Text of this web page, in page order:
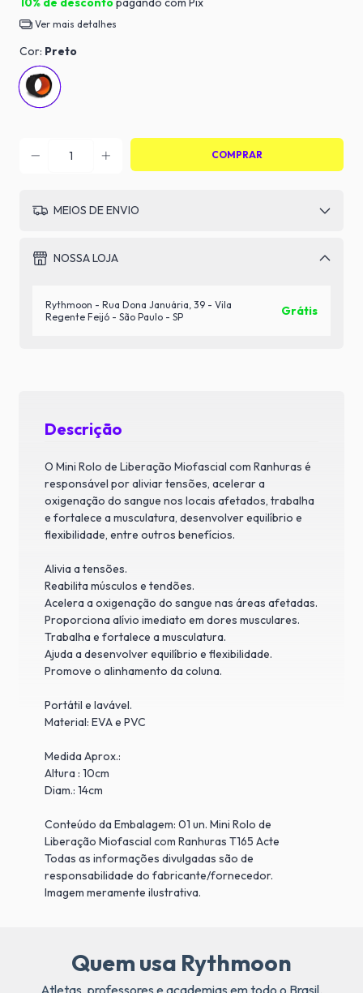
Ver mais detalhes
Cor: Preto
MEIOS DE ENVIO
NOSSA LOJA
Rythmoon - Rua Dona Januária, 39 - Vila
Regente Feijó - São Paulo - SP
Grátis
Descrição
O Mini Rolo de Liberação Miofascial com Ranhuras é
responsável por aliviar tensões, acelerar a
oxigenação do sangue nos locais afetados, trabalha
e fortalece a musculatura, desenvolver equilíbrio e
flexibilidade, entre outros benefícios.
Alivia a tensões.
Reabilita músculos e tendões.
Acelera a oxigenação do sangue nas áreas afetadas.
Proporciona alívio imediato em dores musculares.
Trabalha e fortalece a musculatura.
Ajuda a desenvolver equilíbrio e flexibilidade.
Promove o alinhamento da coluna.
Portátil e lavável.
Material: EVA e PVC
Medida Aprox.:
Altura : 10cm
Diam.: 14cm
Conteúdo da Embalagem: 01 un. Mini Rolo de
Liberação Miofascial com Ranhuras T165 Acte
Todas as informações divulgadas são de
responsabilidade do fabricante/fornecedor.
Imagem meramente ilustrativa.
Quem usa Rythmoon
Atletas, professores e academias em todo o Brasil.